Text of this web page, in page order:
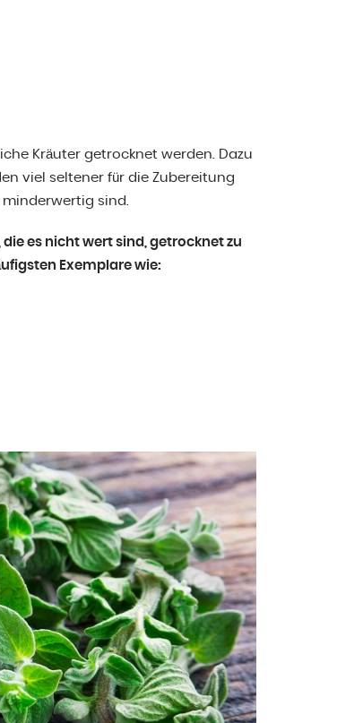
Kräuter getrocknet werden. Dazu
viel seltener für die Zubereitung
minderwertig sind.
es nicht wert sind, getrocknet zu
Exemplare wie: